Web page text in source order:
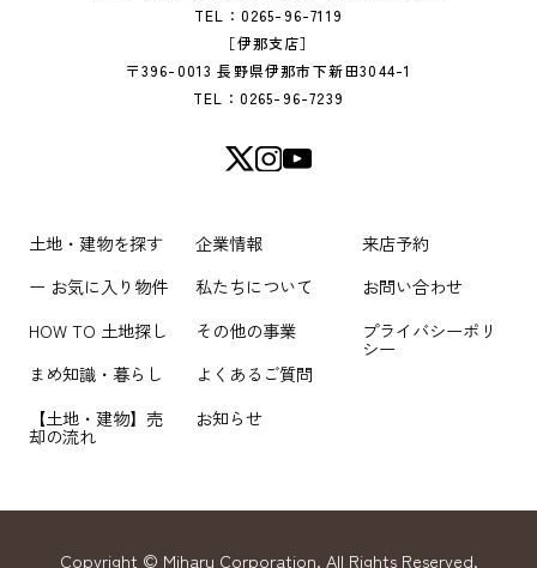
TEL：0265-96-7119
［伊那支店］
〒396-0013 長野県伊那市下新田3044-1
TEL：0265-96-7239
土地・建物を探す
ー お気に入り物件
HOW TO 土地探し
まめ知識・暮らし
【土地・建物】売
却の流れ
企業情報
私たちについて
その他の事業
よくあるご質問
お知らせ
来店予約
お問い合わせ
プライバシーポリ
シー
Copyright © Miharu Corporation. All Rights Reserved.